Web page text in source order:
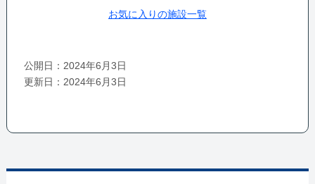
お気に入りの施設一覧
公開日：2024年6月3日
更新日：2024年6月3日